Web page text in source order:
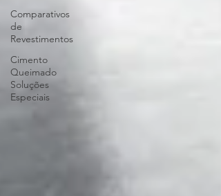
Comparativos
de
Revestimentos
Cimento
Queimado
Soluções
Especiais